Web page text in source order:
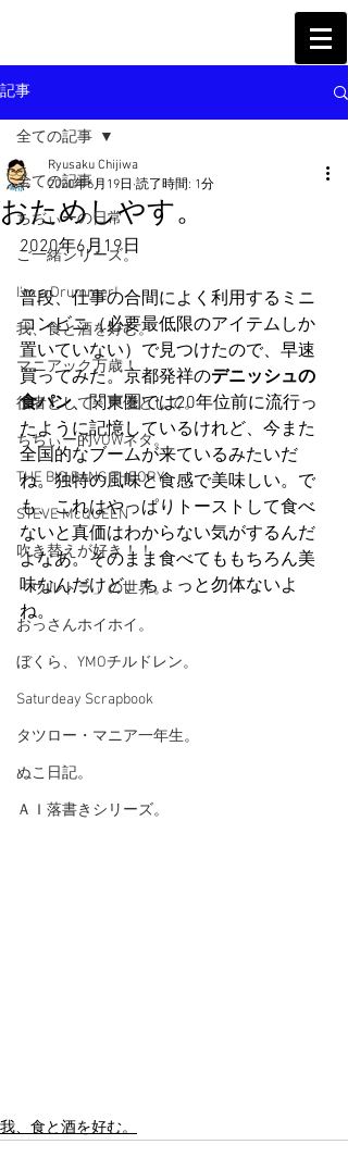
記事
全ての記事
ちぢぃーの日常
ご一緒シリーズ。
I'm a Drummer!
我、食と酒を好む。
マニアック万歳！
役者として、声優として。
ちぢぃー的VOWネタ。
THE BIG BANG THEORY
STEVE McQUEEN
吹き替えが好き！！
「ウルトラ」の世界。
おっさんホイホイ。
ぼくら、YMOチルドレン。
Saturdeay Scrapbook
タツロー・マニア一年生。
ぬこ日記。
ＡＩ落書きシリーズ。
全ての記事
おためしやす。
Ryusaku Chijiwa
2020年6月19日 読了時間: 1分
2020年6月19日
普段、仕事の合間によく利用するミニ
コンビニ（必要最低限のアイテムしか
置いていない）で見つけたので、早速
買ってみた。京都発祥のデニッシュの
食パン、関東圏では20年位前に流行っ
たように記憶しているけれど、今また
全国的なブームが来ているみたいだ
ね。独特の風味と食感で美味しい。で
も、これはやっぱりトーストして食べ
ないと真価はわからない気がするんだ
よなあ。そのまま食べてももちろん美
味なんだけど、ちょっと勿体ないよ
ね。
我、食と酒を好む。